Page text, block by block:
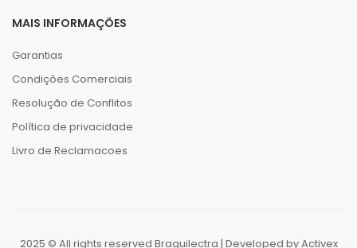
MAIS INFORMAÇÕES
Garantias
Condições Comerciais
Resolução de Conflitos
Política de privacidade
Livro de Reclamacoes
2025 © All rights reserved Braguilectra | Developed byActivex